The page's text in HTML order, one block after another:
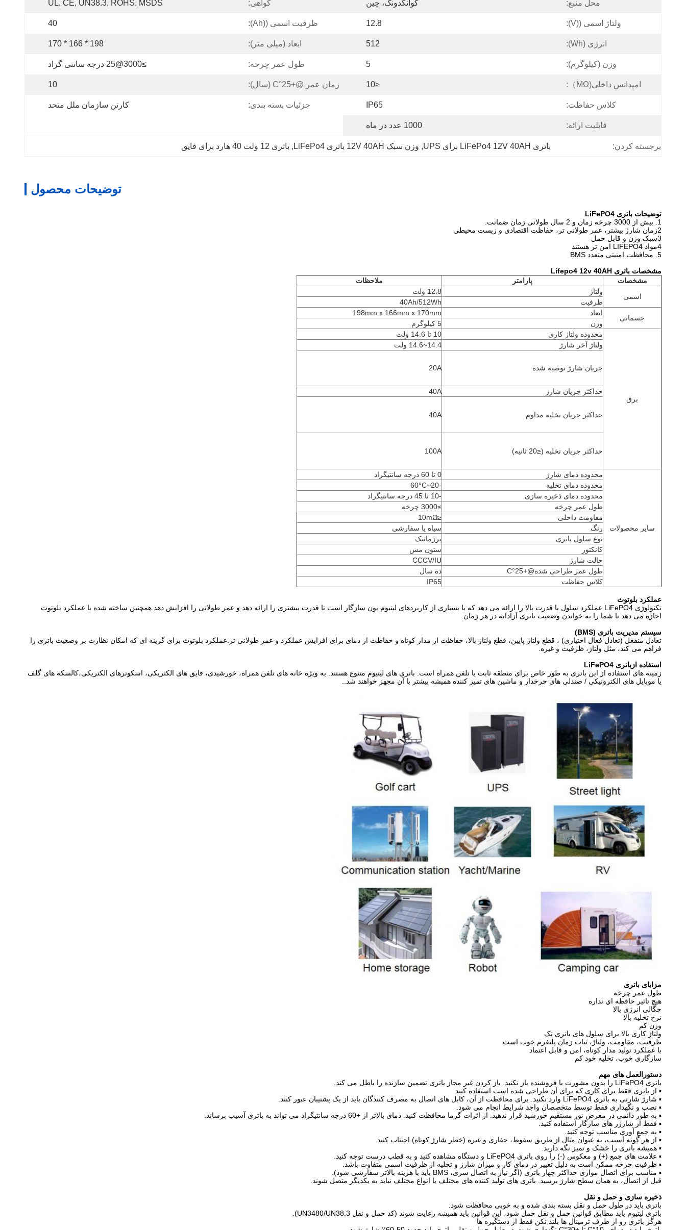
محل منبع: گوانگدونگ، چین گواهی: UL, CE, UN38.3, ROHS, MSDS
ولتاژ اسمی ((V): 12.8 ظرفیت اسمی ((Ah): 40
انرژی (Wh): 512 ابعاد (میلی متر): 198 * 166 * 170
وزن (کیلوگرم): 5 طول عمر چرخه: ≥3000@25 درجه سانتی گراد
امپدانس داخلی(mΩ）: ≤10 زمان عمر @+25°C (سال): 10
کلاس حفاظت: IP65 جزئیات بسته بندی: کارتن سازمان ملل متحد
قابلیت ارائه: 1000 عدد در ماه
برجسته کردن: باتری LiFePo4 12V 40AH برای UPS , وزن سبک 12V 40AH باتری LiFePo4 , باتری 12 ولت 40 هارد برای قایق
توضیحات محصول
توضیحات باتری LiFePO4
1. بیش از 3000 چرخه زمان و 2 سال طولانی زمان ضمانت.
2زمان شارژ بیشتر، عمر طولانی تر، حفاظت اقتصادی و زیست محیطی
3سبک وزن و قابل حمل
4مواد LIFEPO4 امن تر هستند
5. محافظت امنیتی متعدد BMS
مشخصات باتری Lifepo4 12v 40AH
مشخصات
پارامتر
ملاحظات
اسمی
ولتاژ
12.8 ولت
ظرفیت
40Ah/512Wh
جسمانی
ابعاد
198mm x 166mm x 170mm
وزن
5 کیلوگرم
برق
محدوده ولتاژ کاری
10 تا 14.6 ولت
ولتاژ آخر شارژ
14.4~14.6 ولت
جریان شارژ توصیه شده 20A
حداکثر جریان شارژ 40A
حداکثر جریان تخلیه مداوم 40A
حداکثر جریان تخلیه (≤20 ثانیه) 100A
سایر محصولات
محدوده دمای شارژ
0 تا 60 درجه سانتیگراد
محدوده دمای تخلیه
-20~60°C
محدوده دمای ذخیره سازی
-10 تا 45 درجه سانتیگراد
طول عمر چرخه
≥3000 چرخه
مقاومت داخلی
≤10mΩ
رنگ
سیاه یا سفارشی
نوع سلول باتری
پرزماتیک
کانکتور
ستون مس
حالت شارژ
CCCV/IU
طول عمر طراحی شده@+25°C
ده سال
کلاس حفاظت
IP65
عملکرد بلوتوث
تکنولوژی LiFePO4 عملکرد سلول با قدرت بالا را ارائه می دهد که با بسیاری از کاربردهای لیتیوم یون سازگار است تا قدرت بیشتری را ارائه دهد و عمر طولانی را افزایش دهد.همچنین ساخته شده با عملکرد بلوتوث
اجازه می دهد تا شما را به خواندن وضعیت باتری آزادانه در هر زمان.
سیستم مدیریت باتری (BMS)
تعادل منفعل (تعادل فعال اختیاری) ، قطع ولتاژ پایین، قطع ولتاژ بالا، حفاظت از مدار کوتاه و حفاظت از دمای برای افزایش عملکرد و عمر طولانی تر.عملکرد بلوتوث برای گزینه ای که امکان نظارت بر وضعیت باتری را
فراهم می کند، مثل ولتاژ، ظرفیت و غیره.
استفاده از باتری LiFePO4
زمینه های استفاده از این باتری به طور خاص برای منطقه ثابت یا تلفن همراه است. باتری های لیتیوم متنوع هستند. به ویژه خانه های تلفن همراه، خورشیدی، قایق های الکتریکی، اسکوترهای الکتریکی،کالسکه های گلف
یا موبایل های الکترونیکی / صندلی های چرخدار و ماشین های تمیز کننده همیشه بیشتر با آن مجهز خواهند شد..
مزایای باتری
طول عمر چرخه
هيچ تاثير حافظه اي نداره
چگالی انرژی بالا
نرخ تخلیه بالا
وزن کم
ولتاژ کاری بالا برای سلول های باتری تک
ظرفیت، مقاومت، ولتاژ، ثبات زمان پلتفرم خوب است
با عملکرد تولید مدار کوتاه، امن و قابل اعتماد
سازگاری خوب، تخلیه خود کم
دستورالعمل های مهم
باتری LiFePO4 را بدون مشورت با فروشنده باز نکنید. باز کردن غیر مجاز باتری تضمین سازنده را باطل می کند.
▪ از باتری فقط برای کاری که برای آن طراحی شده است استفاده کنید.
▪ شارژ شارتی به باتری LiFePO4 وارد نکنید. برای محافظت از آن، کابل های اتصال به مصرف کنندگان باید از یک پشتیبان عبور کنند.
▪ نصب و نگهداری فقط توسط متخصصان واجد شرایط انجام می شود.
▪ به طور دائمی در معرض نور مستقیم خورشید قرار ندهید. از اثرات گرما محافظت کنید. دمای بالاتر از +60 درجه سانتیگراد می تواند به باتری آسیب برساند.
▪ فقط از شارژر های سازگار استفاده کنید.
▪ به جمع آوری مناسب توجه کنید.
▪ از هر گونه آسیب، به عنوان مثال از طریق سقوط، حفاری و غیره (خطر شارژ کوتاه) اجتناب کنید.
▪ همیشه باتری را خشک و تمیز نگه دارید.
▪ علامت های جمع (+) و معکوس (-) را روی باتری LiFePO4 و دستگاه مشاهده کنید و به قطب درست توجه کنید.
▪ ظرفیت چرخه ممکن است به دلیل تغییر در دمای کار و میزان شارژ و تخلیه از ظرفیت اسمی متفاوت باشد.
▪ مناسب برای اتصال موازی حداکثر چهار باتری (اگر نیاز به اتصال سری، BMS باید با هزینه بالاتر سفارشی شود).
قبل از اتصال، به همان سطح شارژ برسید. باتری های تولید کننده های مختلف یا انواع مختلف نباید به یکدیگر متصل شوند.
ذخیره سازی و حمل و نقل
باتری باید در طول حمل و نقل بسته بندی شده و به خوبی محافظت شود.
باتری لیتیوم باید مطابق قوانین حمل و نقل حمل شود، این قوانین باید همیشه رعایت شوند (کد حمل و نقل UN3480/UN38.3).
هرگز باتري رو از طرف ترمينال ها بلند نکن فقط از دستگيره ها